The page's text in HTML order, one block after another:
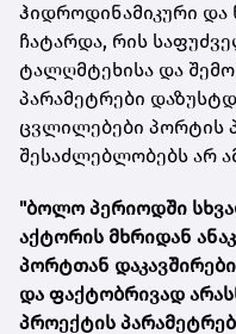
ჰიდროდინამიკური და
ჩატარდა, რის
ტალღმტეხისა და
პარამეტრები
ცვლილებები პორტის
შესაძლებლობებს არ
"ბოლო პერიოდში
აქტორის მხრიდან
პორტთან
და ფაქტობრივად
პროექტის